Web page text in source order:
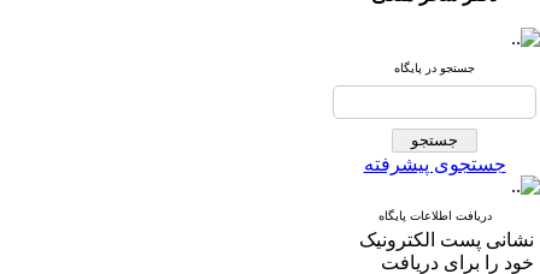
جستجو در پایگاه
جستجوی پیشرفته
دریافت اطلاعات پایگاه
نشانی پست الکترونیک
خود را برای دریافت